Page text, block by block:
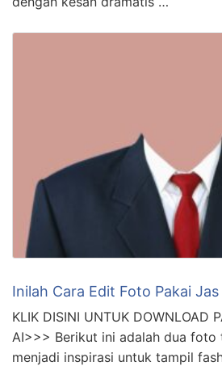
Inilah Cara Edit Foto Pakai
KLIK DISINI UNTUK DOWNLOAD
AI>>> Berikut ini adalah dua foto
menjadi inspirasi untuk tampil